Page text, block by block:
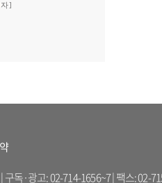
자 ]
독·광고: 02-714-1656~7 | 팩스: 02-